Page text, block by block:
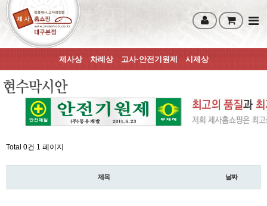
제사상 차례상 고사·안전기원제 시제상
Total 0건 1 페이지
제목 날짜